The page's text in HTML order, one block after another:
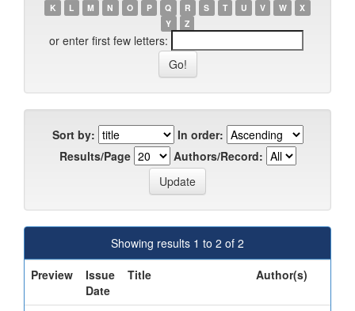
K
L M N O P Q R S T U V W
X
Y
Z
or enter first few letters:
Sort by:
In order:
Results/Page
Authors/Record:
Showing results 1 to 2 of 2
Preview
Issue
Date
Title Author(s)